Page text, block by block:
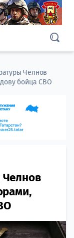
Челнов
бойца СВО
Челнов